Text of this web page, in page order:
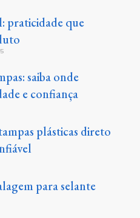
praticidade que
saiba onde
e confiança
plásticas direto
para selante